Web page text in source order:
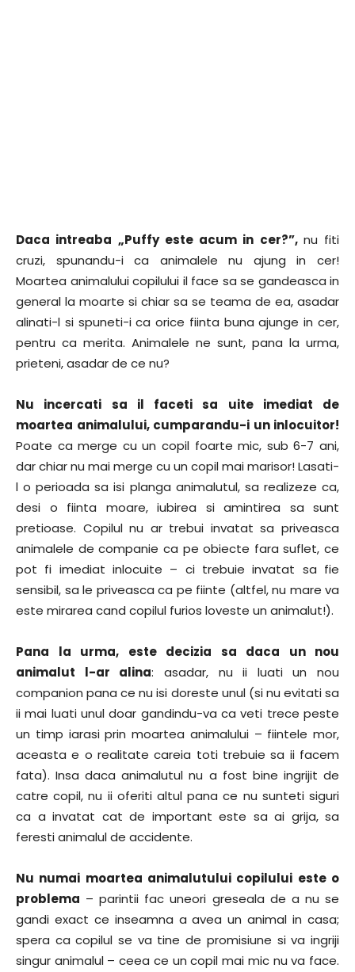
Daca intreaba „Puffy este acum in cer?”, nu fiti
cruzi, spunandu-i ca animalele nu ajung in cer!
Moartea animalului copilului il face sa se gandeasca in
general la moarte si chiar sa se teama de ea, asadar
alinati-l si spuneti-i ca orice fiinta buna ajunge in cer,
pentru ca merita. Animalele ne sunt, pana la urma,
prieteni, asadar de ce nu?
Nu incercati sa il faceti sa uite imediat de
moartea animalului, cumparandu-i un inlocuitor!
Poate ca merge cu un copil foarte mic, sub 6-7 ani,
dar chiar nu mai merge cu un copil mai marisor! Lasati-
l o perioada sa isi planga animalutul, sa realizeze ca,
desi o fiinta moare, iubirea si amintirea sa sunt
pretioase. Copilul nu ar trebui invatat sa priveasca
animalele de companie ca pe obiecte fara suflet, ce
pot fi imediat inlocuite – ci trebuie invatat sa fie
sensibil, sa le priveasca ca pe fiinte (altfel, nu mare va
este mirarea cand copilul furios loveste un animalut!).
Pana la urma, este decizia sa daca un nou
animalut l-ar alina: asadar, nu ii luati un nou
companion pana ce nu isi doreste unul (si nu evitati sa
ii mai luati unul doar gandindu-va ca veti trece peste
un timp iarasi prin moartea animalului – fiintele mor,
aceasta e o realitate careia toti trebuie sa ii facem
fata). Insa daca animalutul nu a fost bine ingrijit de
catre copil, nu ii oferiti altul pana ce nu sunteti siguri
ca a invatat cat de important este sa ai grija, sa
feresti animalul de accidente.
Nu numai moartea animalutului copilului este o
problema – parintii fac uneori greseala de a nu se
gandi exact ce inseamna a avea un animal in casa;
spera ca copilul se va tine de promisiune si va ingriji
singur animalul – ceea ce un copil mai mic nu va face.